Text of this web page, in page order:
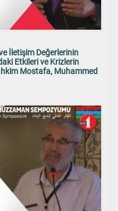
İletişim Değerlerinin
Etkileri ve Krizlerin
Mostafa, Muhammed